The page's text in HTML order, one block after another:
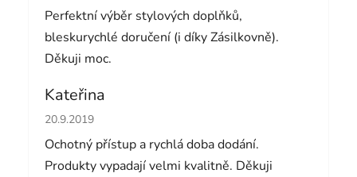
Perfektní výběr stylových doplňků,
bleskurychlé doručení (i díky Zásilkovně).
Děkuji moc.
Kateřina
Hodnocení obchodu je 5 z 5 hvězdiček.
20.9.2019
Ochotný přístup a rychlá doba dodání.
Produkty vypadají velmi kvalitně. Děkuji